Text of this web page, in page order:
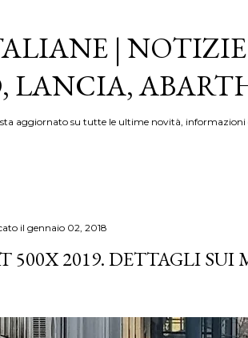
|
LANCIA,
aggiornato su tutte le ultime novità,
il gennaio 02, 2018
500X 2019. DETTAGLI SUI